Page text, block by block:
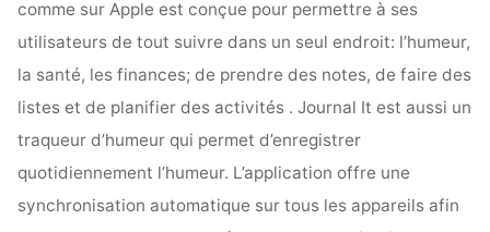
comme sur Apple est conçue pour permettre à ses
utilisateurs de tout suivre dans un seul endroit: l’humeur,
la santé, les finances; de prendre des notes, de faire des
listes et de planifier des activités . Journal It est aussi un
traqueur d’humeur qui permet d’enregistrer
quotidiennement l’humeur. L’application offre une
synchronisation automatique sur tous les appareils afin